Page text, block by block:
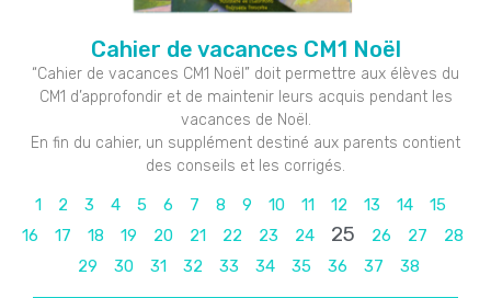
Cahier de vacances CM1 Noël
“Cahier de vacances CM1 Noël” doit permettre aux élèves du
CM1 d’approfondir et de maintenir leurs acquis pendant les
vacances de Noël.
En fin du cahier, un supplément destiné aux parents contient
des conseils et les corrigés.
1 2 3 4 5 6 7 8 9 10 11 12 13 14
15
16
17 18 19 20 21 22 23 24 25 26 27
28
29
30 31 32 33 34 35 36 37 38